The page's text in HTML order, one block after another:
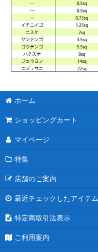
ホーム
ショッピングカート
マイページ
特集
店舗のご案内
最近チェックしたアイテム
特定商取引法表示
ご利用案内